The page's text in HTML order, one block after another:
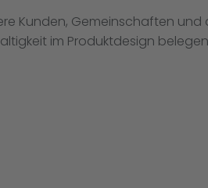
Kunden, Gemeinschaften
im Produktdesign